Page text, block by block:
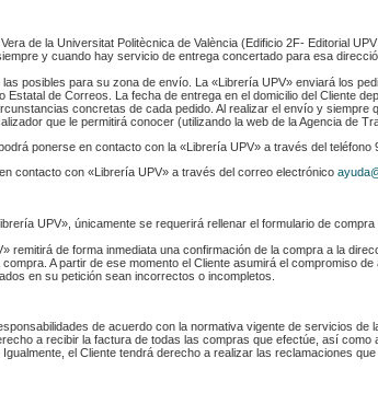
de la Universitat Politècnica de València (Edificio 2F- Editorial
y cuando hay servicio de entrega concertado para esa
posibles para su zona de envío. La «Librería UPV» enviará los
de Correos. La fecha de entrega en el domicilio del Cliente
concretas de cada pedido. Al realizar el envío y
que le permitirá conocer (utilizando la web de la Agencia de
ponerse en contacto con la «Librería UPV» a través del
contacto con «Librería UPV» a través del correo electrónico
UPV», únicamente se requerirá rellenar el formulario de
remitirá de forma inmediata una confirmación de la compra a la
A partir de ese momento el Cliente asumirá el compromiso
en su petición sean incorrectos o incompletos.
de acuerdo con la normativa vigente de servicios de
a recibir la factura de todas las compras que efectúe, así
el Cliente tendrá derecho a realizar las reclamaciones